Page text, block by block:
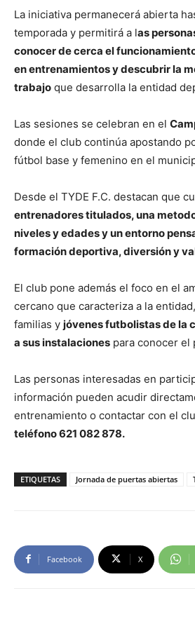
La iniciativa permanecerá abierta
temporada y permitirá a las
conocer de cerca el
en entrenamientos y descubrir la
trabajo que desarrolla la entidad
Las sesiones se celebran en el
donde el club continúa apostando
fútbol base y femenino en el
Desde el TYDE F.C. destacan que
entrenadores titulados, una
niveles y edades y un entorno
formación deportiva, diversión y
El club pone además el foco en el
cercano que caracteriza a la
familias y jóvenes futbolistas de la
a sus instalaciones para conocer
Las personas interesadas en
información pueden acudir
entrenamiento o contactar con el
teléfono 621 082 878.
ETIQUETAS Jornada de puertas abiertas
Facebook X